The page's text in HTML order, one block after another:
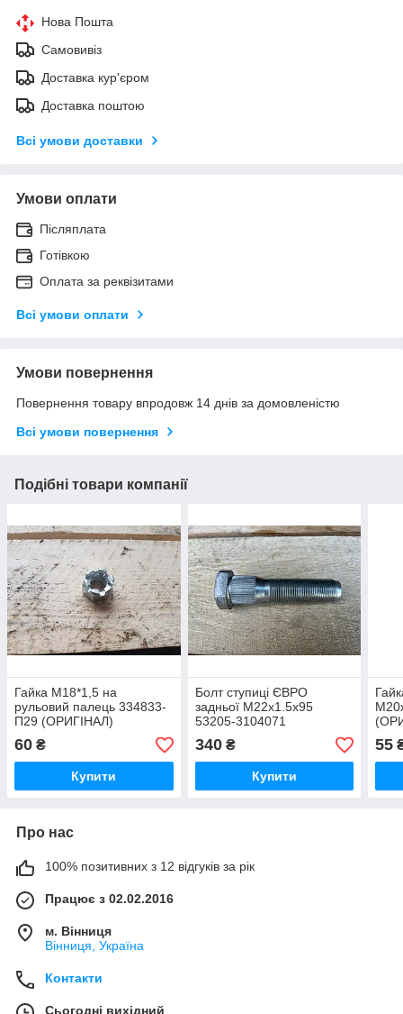
Нова Пошта
Самовивіз
Доставка кур'єром
Доставка поштою
Всі умови доставки
Умови оплати
Післяплата
Готівкою
Оплата за реквізитами
Всі умови оплати
Умови повернення
Повернення товару впродовж 14 днів за домовленістю
Всі умови повернення
Подібні товари компанії
Гайка M18*1,5 на
рульовий палець 334833-
П29 (ОРИГІНАЛ)
60 ₴
Купити
Болт ступиці ЄВРО
задньої М22х1.5х95
53205-3104071
(ОРИГІНАЛ)
340₴
Купити
55
Про нас
100% позитивних з 12 відгуків за рік
Працює з 02.02.2016
м. Вінниця
Вінниця, Україна
Контакти
Сьогодні вихідний